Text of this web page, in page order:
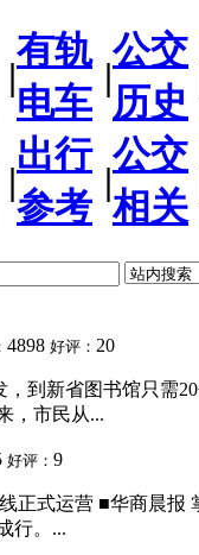
|
有轨
电车
|
公交
历史
|
出行
参考
|
公交
相关
4898 好评： 20
到新省图书馆只
，市民从...
好评： 9
式运营 ■华商晨
行。...